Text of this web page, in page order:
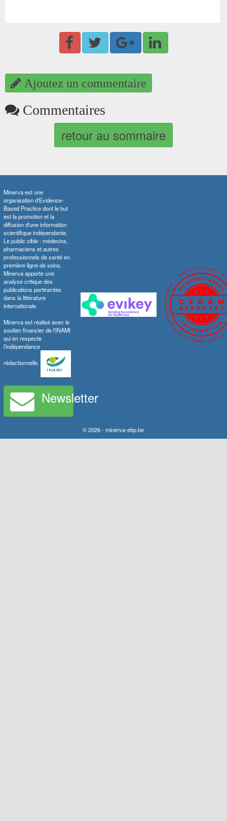
Ajoutez un commentaire
Commentaires
retour au sommaire
Minerva est une
organisation d'Evidence-
Based Practice dont le but
est la promotion et la
diffusion d'une information
scientifique indépendante.
Le public cible : médecins,
pharmaciens et autres
professionnels de santé en
première ligne de soins.
Minerva apporte une
analyse critique des
publications pertinentes
dans la littérature
internationale.
Minerva est réalisé avec le
soutien financier de l'INAMI
qui en respecte
l’indépendance
rédactionnelle.
Newsletter
© 2026 - minerva-ebp.be